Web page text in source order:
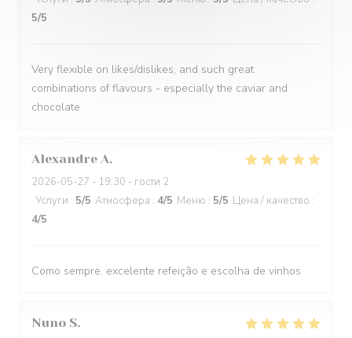
5/5
Very flexible on likes/dislikes, and such great
combinations of flavours - especially the caviar and
chocolate
Alexandre A
2026-05-27 - 19:30 - гости 2
Услуги : 5/5 Атмосфера : 4/5 Меню : 5/5 Цена / качество :
4/5
Como sempre, excelente refeição e escolha de vinhos
Nuno S